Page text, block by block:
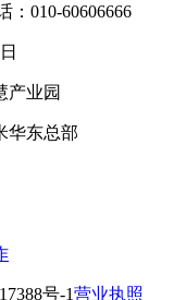
010-60606666
产业园
华东总部
号-1营业执照